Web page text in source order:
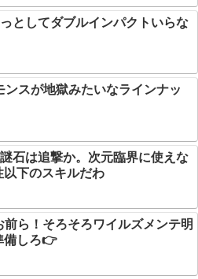
としてダブルインパクトいらな
ンスが地獄みたいなラインナッ
石は追撃か。次元臨界に使えな
下のスキルだわ
前ら！そろそろワイルズメンテ明
備しろ👉